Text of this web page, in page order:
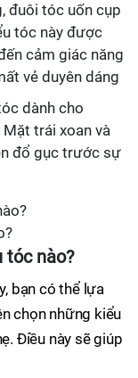
đuôi tóc uốn cụp
tóc này được
cảm giác năng
vẻ duyên dáng
dành cho
trái xoan và
đổ gục trước sự
tóc nào?
bạn có thể lựa
chọn những kiểu
Điều này sẽ giúp